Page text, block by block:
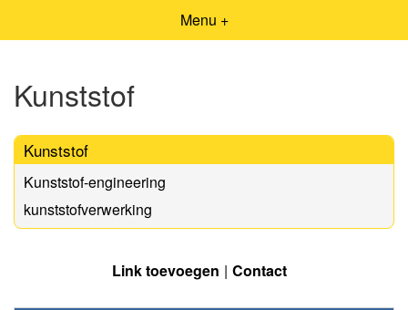
Menu +
Kunststof
Kunststof
Kunststof-engineering
kunststofverwerking
Link toevoegen Contact